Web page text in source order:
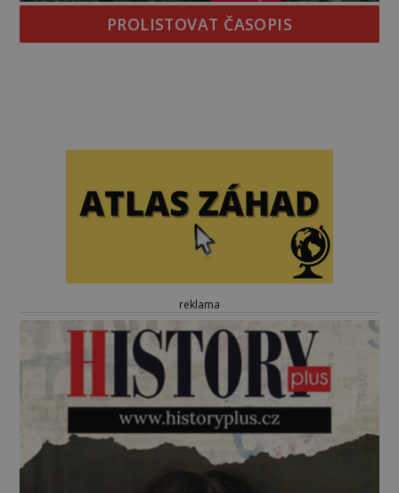
PROLISTOVAT ČASOPIS
reklama